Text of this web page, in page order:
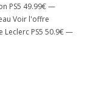
PS5 49.99€ —
Voir l'offre
Leclerc PS5 50.9€ —